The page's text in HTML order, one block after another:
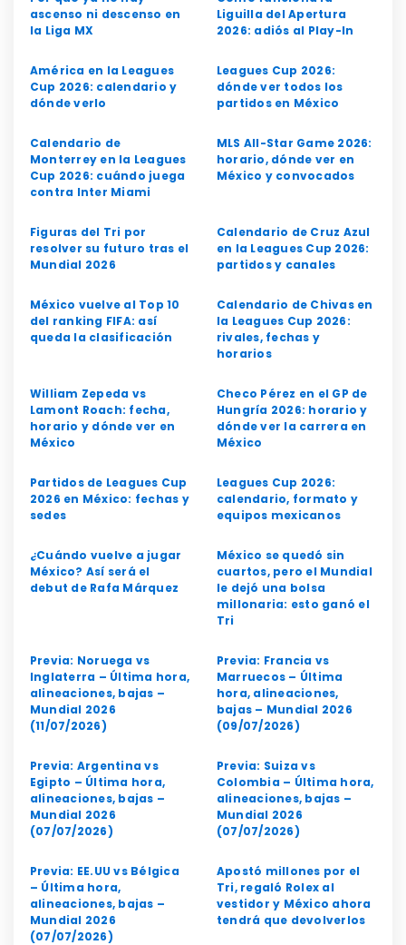
ascenso ni descenso en
la Liga MX
Liguilla del Apertura
2026: adiós al Play-In
América en la Leagues
Cup 2026: calendario y
dónde verlo
Leagues Cup 2026:
dónde ver todos los
partidos en México
Calendario de
Monterrey en la Leagues
Cup 2026: cuándo juega
contra Inter Miami
MLS All-Star Game 2026:
horario, dónde ver en
México y convocados
Figuras del Tri por
resolver su futuro tras el
Mundial 2026
Calendario de Cruz Azul
en la Leagues Cup 2026:
partidos y canales
México vuelve al Top 10
del ranking FIFA: así
queda la clasificación
Calendario de Chivas en
la Leagues Cup 2026:
rivales, fechas y
horarios
William Zepeda vs
Lamont Roach: fecha,
horario y dónde ver en
México
Checo Pérez en el GP de
Hungría 2026: horario y
dónde ver la carrera en
México
Partidos de Leagues Cup
2026 en México: fechas y
sedes
Leagues Cup 2026:
calendario, formato y
equipos mexicanos
¿Cuándo vuelve a jugar
México? Así será el
debut de Rafa Márquez
México se quedó sin
cuartos, pero el Mundial
le dejó una bolsa
millonaria: esto ganó el
Tri
Previa: Noruega vs
Inglaterra – Última hora,
alineaciones, bajas –
Mundial 2026
(11/07/2026)
Previa: Francia vs
Marruecos – Última
hora, alineaciones,
bajas – Mundial 2026
(09/07/2026)
Previa: Argentina vs
Egipto – Última hora,
alineaciones, bajas –
Mundial 2026
(07/07/2026)
Previa: Suiza vs
Colombia – Última hora,
alineaciones, bajas –
Mundial 2026
(07/07/2026)
Previa: EE.UU vs Bélgica
– Última hora,
alineaciones, bajas –
Mundial 2026
(07/07/2026)
Apostó millones por el
Tri, regaló Rolex al
vestidor y México ahora
tendrá que devolverlos